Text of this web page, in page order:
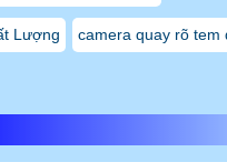
Lượng camera quay rõ tem